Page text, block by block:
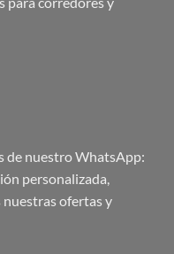
de nuestro WhatsApp:
personalizada,
ofertas y